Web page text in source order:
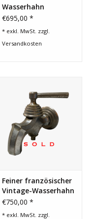
Wasserhahn
€695,00 *
* exkl. MwSt. zzgl.
Versandkosten
Feiner französischer
Vintage-Wasserhahn
aus Stahl
€750,00 *
* exkl. MwSt. zzgl.